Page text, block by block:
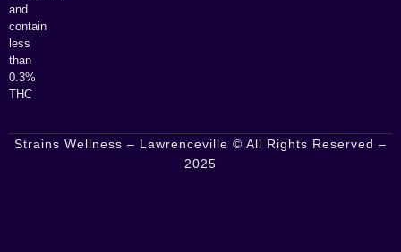
and
contain
less
than
0.3%
THC
Strains Wellness – Lawrenceville © All Rights Reserved –
2025